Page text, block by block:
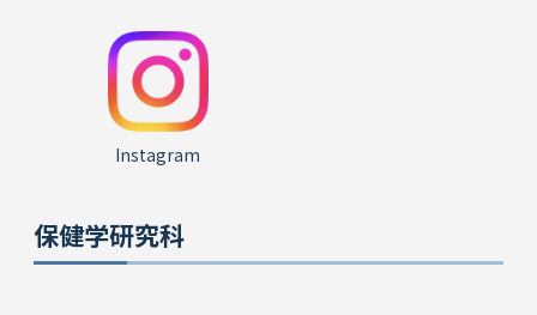
Instagram
保健学研究科